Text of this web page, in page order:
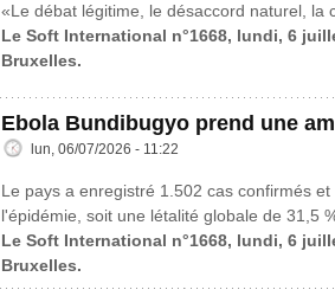
«Le débat légitime, le désaccord naturel, la
Le Soft International n°1668, lundi, 6
Bruxelles.
Ebola Bundibugyo prend une
lun, 06/07/2026 - 11:22
Le pays a enregistré 1.502 cas confirmés
l'épidémie, soit une létalité globale de 31,5
Le Soft International n°1668, lundi, 6
Bruxelles.